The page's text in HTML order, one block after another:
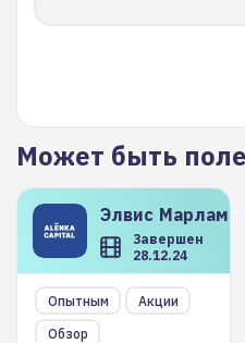
Может быть
Элвис Марламов
Завершен
28.12.24
Опытным
Акции
Обзор